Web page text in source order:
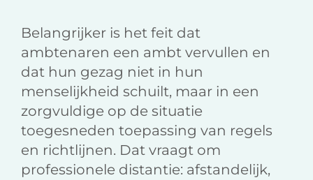
Belangrijker is het feit dat
ambtenaren een ambt vervullen en
dat hun gezag niet in hun
menselijkheid schuilt, maar in een
zorgvuldige op de situatie
toegesneden toepassing van regels
en richtlijnen. Dat vraagt om
professionele distantie: afstandelijk,